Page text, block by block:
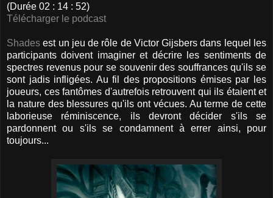
(Durée 02 : 14 : 52)
Télécharger le podcast
Shades est un jeu de rôle de Victor Gijsbers dans lequel les
participants doivent imaginer et décrire les sentiments de
spectres revenus pour se souvenir des souffrances qu'ils se
sont jadis infligées. Au fil des propositions émises par les
joueurs, ces fantômes d'autrefois retrouvent qui ils étaient et
la nature des blessures qu'ils ont vécues. Au terme de cette
laborieuse réminiscence, ils devront décider s'ils se
pardonnent ou s'ils se condamnent à errer ainsi, pour
toujours...